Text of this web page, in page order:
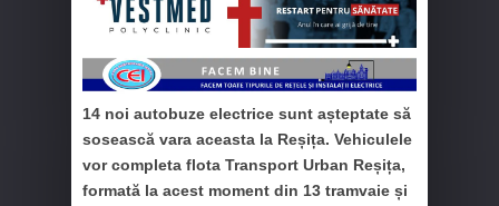
14 noi autobuze electrice sunt așteptate să
sosească vara aceasta la Reșița. Vehiculele
vor completa flota Transport Urban Reșița,
formată la acest moment din 13 tramvaie și